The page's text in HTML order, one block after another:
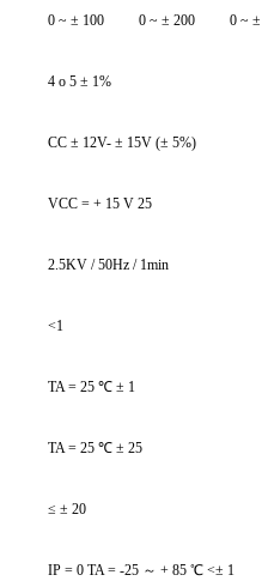
0 ~ ± 100 0 ~ ± 200 0 ~
4 o 5 ± 1%
CC ± 12V- ± 15V (± 5%)
VCC = + 15 V 25
2.5KV / 50Hz / 1min
<1
TA = 25 ℃ ± 1
TA = 25 ℃ ± 25
≤ ± 20
IP = 0 TA = -25 ～ + 85 ℃ <± 1